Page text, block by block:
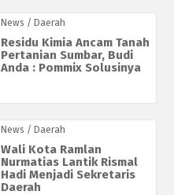
News / Daerah
Residu Kimia Ancam Tanah
Pertanian Sumbar, Budi
Anda : Pommix Solusinya
News / Daerah
Wali Kota Ramlan
Nurmatias Lantik Rismal
Hadi Menjadi Sekretaris
Daerah